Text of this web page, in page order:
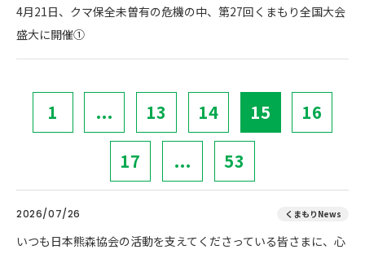
4月21日、クマ保全未曽有の危機の中、第27回くまもり全国大会
盛大に開催①
1 ... 13 14 15 16
17 ... 53
2026/07/26 くまもりNews
いつも日本熊森協会の活動を支えてくださっている皆さまに、心